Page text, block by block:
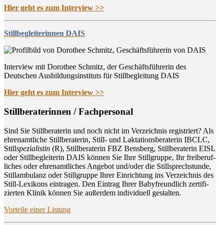
Hier geht es zum Interview >>
Stillbegleiterinnen DAIS
Interview mit Dorothee Schmitz, der Geschäftsführerin des
Deutschen Ausbildungsinstituts für Stillbegleitung DAIS
Hier geht es zum Interview >>
Still­be­ra­te­rin­nen / Fachpersonal
Sind Sie Still­be­ra­te­rin und noch nicht im Ver­zeich­nis regis­triert? Als
ehren­amt­li­che Still­be­ra­te­rin, Still- und Lak­ta­ti­ons­be­ra­te­rin IBCLC,
Stillspe­zia­lis­tin (R), Still­be­ra­te­rin FBZ Bens­berg, Still­be­ra­te­rin EISL
oder Still­be­glei­te­rin DAIS kön­nen Sie Ihre Still­grup­pe, Ihr frei­be­ruf­
li­ches oder ehren­amt­li­ches Ange­bot und/oder die Still­sprech­stun­de,
Still­am­bu­lanz oder Still­grup­pe Ihrer Ein­rich­tung ins Ver­zeich­nis des
Still-Lexi­kons ein­tra­gen. Den Ein­trag Ihrer Baby­freund­lich zer­ti­fi­
zier­ten Kli­nik kön­nen Sie außer­dem indi­vi­du­ell gestalten.
Vor­tei­le einer Listung